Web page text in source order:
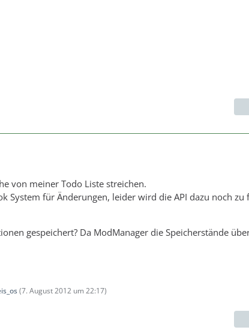
von meiner Todo Liste streichen.
System für Änderungen, leider wird die API dazu noch zu
gespeichert? Da ModManager die Speicherstände
(7. August 2012 um 22:17)